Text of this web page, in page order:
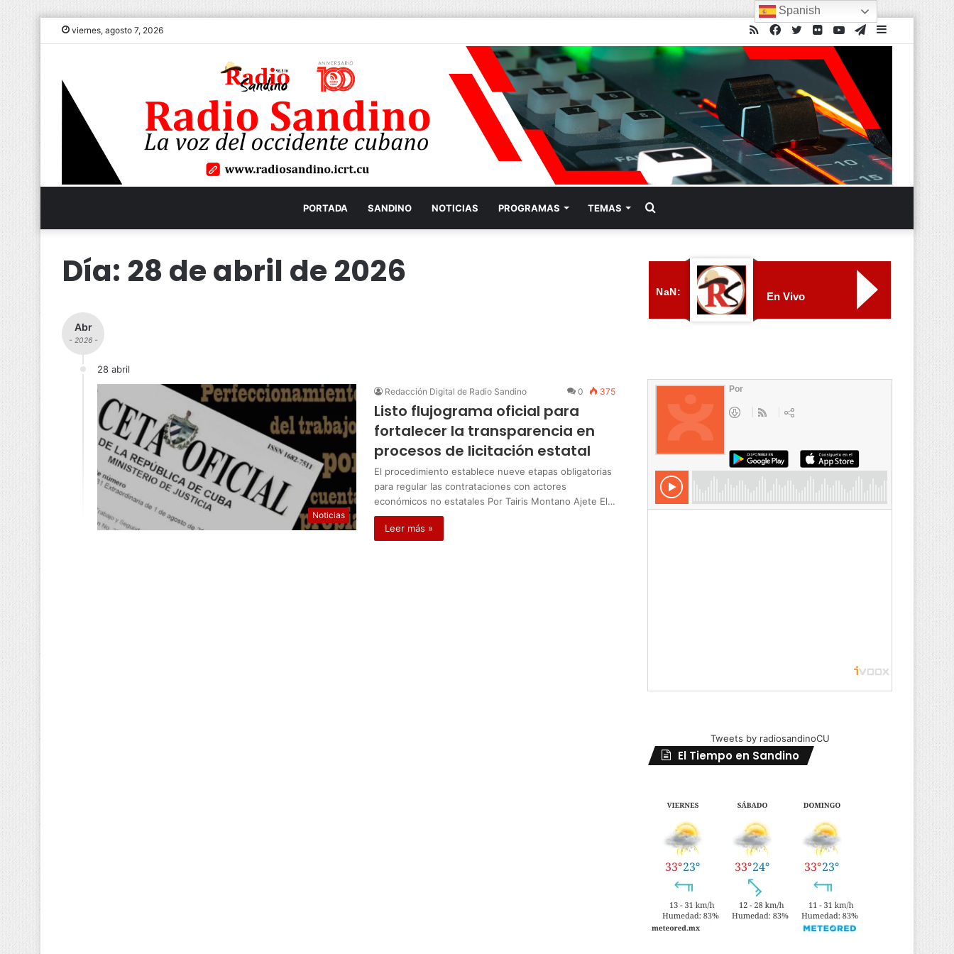
viernes, agosto 7, 2026
PORTADA SANDINO NOTICIAS PROGRAMAS TEMAS
Día: 28 de abril de 2026
Abr
- 2026 -
28 abril
Noticias
Redacción Digital de Radio Sandino 0 375
Listo flujograma oficial para
fortalecer la transparencia en
procesos de licitación estatal
El procedimiento establece nueve etapas obligatorias
para regular las contrataciones con actores
económicos no estatales Por Tairis Montano Ajete El…
Leer más »
NaN: En Vivo
Tweets by radiosandinoCU
El Tiempo en Sandino
Spanish